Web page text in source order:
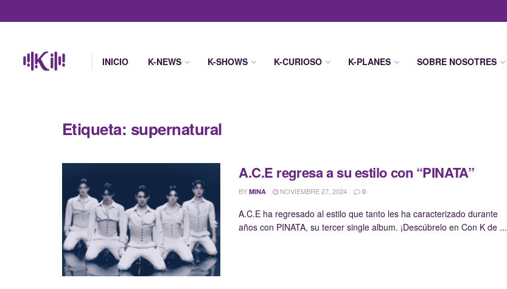
INICIO K-NEWS K-SHOWS K-CURIOSO K-PLANES SOBRE NOSOTRES
Etiqueta: supernatural
A.C.E regresa a su estilo con “PINATA”
BY MINA NOVIEMBRE 27, 2024 0
A.C.E ha regresado al estilo que tanto les ha caracterizado durante
años con PINATA, su tercer single album. ¡Descúbrelo en Con K de ...